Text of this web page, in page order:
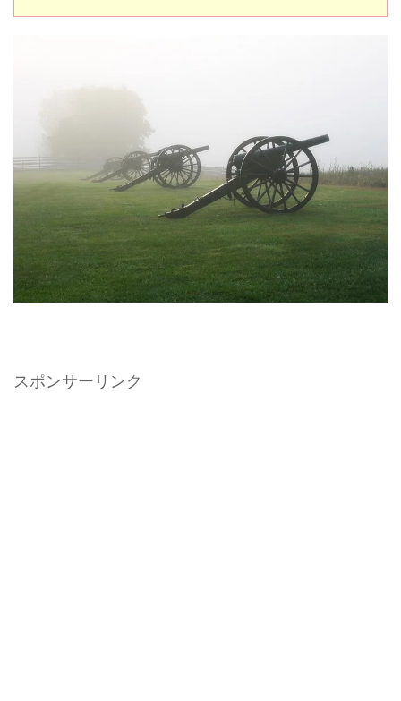
スポンサーリンク